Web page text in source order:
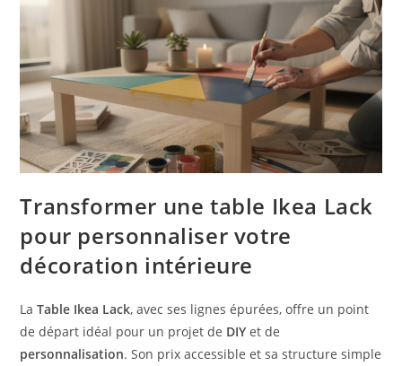
Transformer une table Ikea Lack
pour personnaliser votre
décoration intérieure
LaTable Ikea Lack, avec ses lignes épurées, offre un point
de départ idéal pour un projet de DIY et de
personnalisation. Son prix accessible et sa structure simple